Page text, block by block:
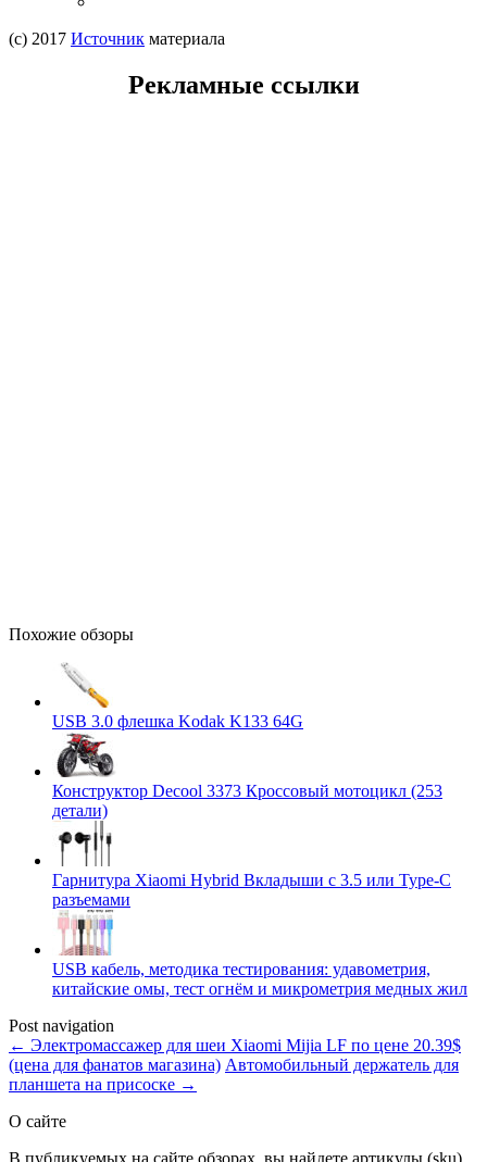
(c) 2017 Источник материала
Рекламные ссылки
Похожие обзоры
USB 3.0 флешка Kodak K133 64G
Конструктор Decool 3373 Кроссовый мотоцикл (253
детали)
Гарнитура Xiaomi Hybrid Вкладыши с 3.5 или Type-C
разъемами
USB кабель, методика тестирования: удавометрия,
китайские омы, тест огнём и микрометрия медных жил
Post navigation
← Электромассажер для шеи Xiaomi Mijia LF по цене 20.39$
(цена для фанатов магазина) Автомобильный держатель для
планшета на присоске →
О сайте